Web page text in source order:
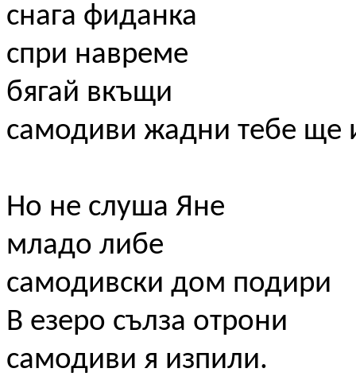
снага фиданка
спри навреме
бягай вкъщи
самодиви жадни тебе ще
Но не слуша Яне
младо либе
самодивски дом подири
В езеро сълза отрони
самодиви я изпили.